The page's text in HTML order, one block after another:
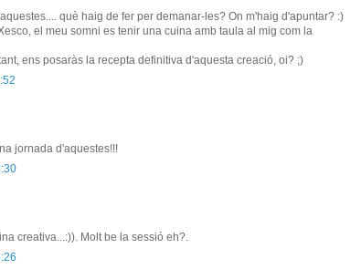
què haig de fer per demanar-les? On m'haig d'apuntar? :)
el meu somni es tenir una cuina amb taula al mig com la
ens posaràs la recepta definitiva d'aquesta creació, oi? ;)
jornada d'aquestes!!!
creativa...:)). Molt be la sessió eh?.